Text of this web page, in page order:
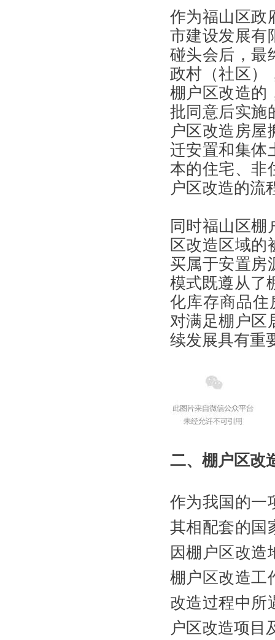
作为福山区政
市建设发展有
碰头会后，最
政村（社区）
棚户区改造的
批同意后实施
户区改造房
迁安置和集体
本的住宅、非
户区改造的流
同时福山区棚
区改造区域的
买属于安置房
模式既遵从了
化库存商品
对满足棚户区
续发展具有重
二、棚户区改
作为我国的一
其相配套的国
因棚户区改造
棚户区改造工
改造过程中所
户区改造项目